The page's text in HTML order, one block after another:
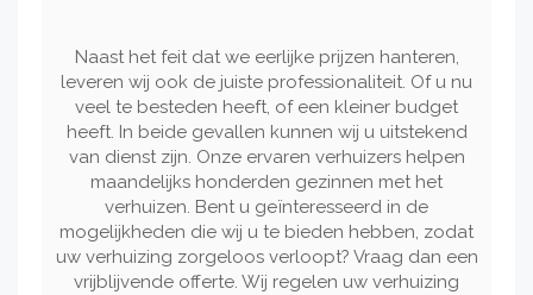
Naast het feit dat we eerlijke prijzen hanteren,
leveren wij ook de juiste professionaliteit. Of u nu
veel te besteden heeft, of een kleiner budget
heeft. In beide gevallen kunnen wij u uitstekend
van dienst zijn. Onze ervaren verhuizers helpen
maandelijks honderden gezinnen met het
verhuizen. Bent u geïnteresseerd in de
mogelijkheden die wij u te bieden hebben, zodat
uw verhuizing zorgeloos verloopt? Vraag dan een
vrijblijvende offerte. Wij regelen uw verhuizing